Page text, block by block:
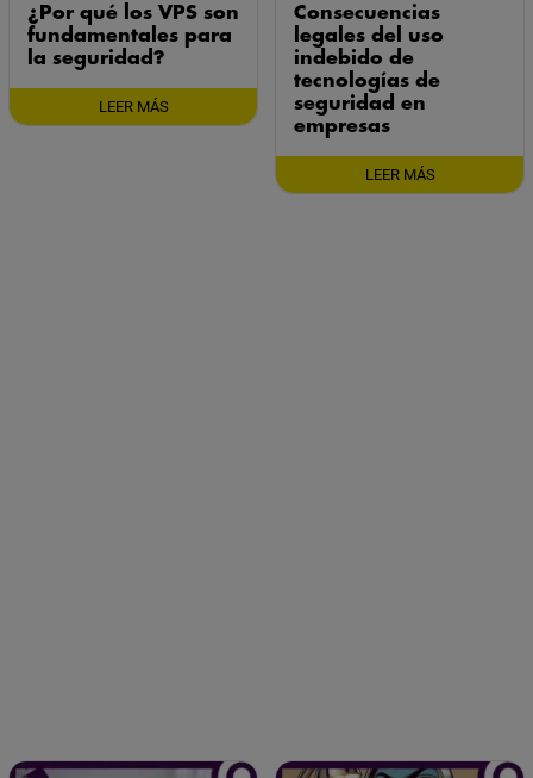
¿Por qué los VPS son
fundamentales para
la seguridad?
LEER MÁS
Consecuencias
legales del uso
indebido de
tecnologías de
seguridad en
empresas
LEER MÁS